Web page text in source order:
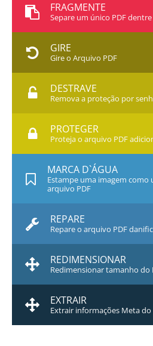
FRAGMENTE
Separe um único PDF
GIRE
Gire o Arquivo PDF
DESTRAVE
Remova a proteção por
PROTEGER
Proteja o arquivo PDF
MARCA D`ÁGUA
Estampe uma imagem como
arquivo PDF
REPARE
Repare o arquivo PDF
REDIMENSIONAR
Redimensionar tamanho do
EXTRAIR
Extrair informações Meta do